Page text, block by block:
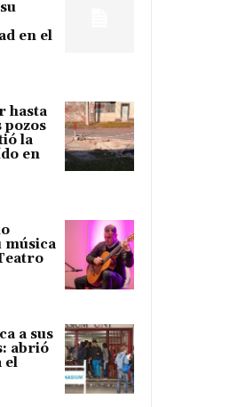
en el
hasta
pozos
la
en
música
a sus
abrió
el